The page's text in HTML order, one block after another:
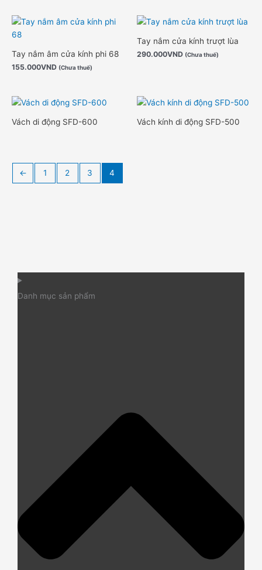
Danh mục sản phẩm
Tay nắm âm cửa kính phi 68
155.000VND (Chưa thuế)
Tay nắm cửa kính trượt lùa
290.000VND (Chưa thuế)
Vách di động SFD-600 Vách kính di động SFD-500
← 1 2 3 4